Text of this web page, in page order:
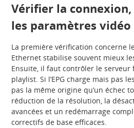
Vérifier la
les paramètres vidéo
La première vérification concerne
Ethernet stabilise souvent mieux
Ensuite, il faut contrôler le serveur
playlist. Si l’EPG charge mais pas
pas la même origine qu’un échec
réduction de la résolution, la
avancées et un redémarrage
correctifs de base efficaces.